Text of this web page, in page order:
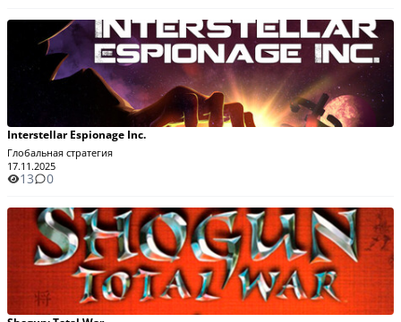
Interstellar Espionage Inc.
Глобальная стратегия
17.11.2025
13 0